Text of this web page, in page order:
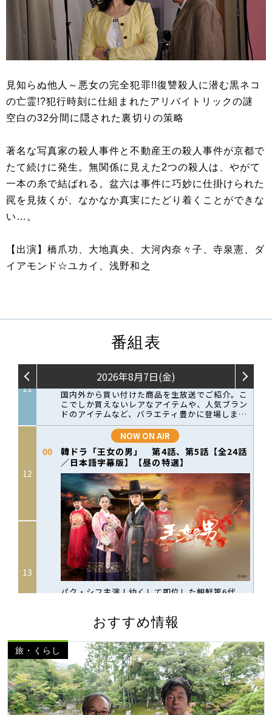
見知らぬ他人～悪女の完全犯罪!!復讐殺人に潜む黒ネコ
の亡霊!?犯行時刻に仕組まれたアリバイトリックの謎
空白の32分間に隠された裏切りの策略
著名な写真家の殺人事件と不動産王の殺人事件が京都で
たて続けに発生。無関係に見えた2つの殺人は、やがて
一本の糸で結ばれる。盆六は事件に巧妙に仕掛けられた
罠を見抜くが、なかなか真実にたどり着くことができな
い…。
【出演】橋爪功、大地真央、大河内奈々子、寺泉憲、ダ
イアモンド☆ユカイ、浅野和之
番組表
おすすめ情報
旅・くらし